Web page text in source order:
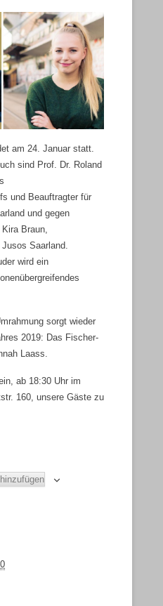
am 24. Januar statt.
sind Prof. Dr. Roland
und Beauftragter für
und gegen
Braun,
Saarland.
wird ein
sorgt wieder
2019: Das Fischer-
Laass.
ab 18:30 Uhr im
160, unsere Gäste zu